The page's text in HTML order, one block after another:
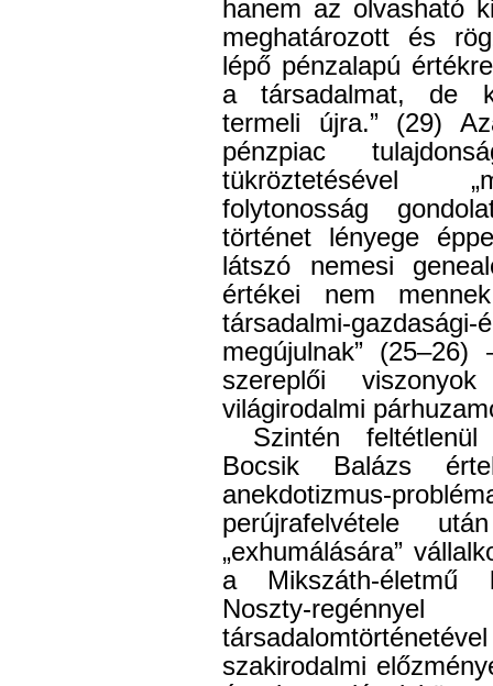
hanem az olvasható
meghatározott és
lépő pénzalapú
a társadalmat, de
termeli újra.” (29)
pénzpiac
tükröztetésével
folytonosság
történet lényege
látszó nemesi
értékei nem
társadalmi-
megújulnak”
szereplői
világirodalmi
Szintén feltétlenül
Bocsik Balázs
anekdotizmus-
perújrafelvétele
„exhumálására”
a Mikszáth-életmű
Noszty-
szakirodalmi